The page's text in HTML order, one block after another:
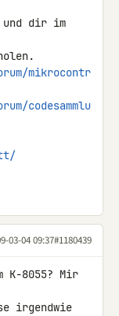
dir im
mikrocontr
codesammlu
03-04 09:37#1180439
K-8055? Mir
irgendwie